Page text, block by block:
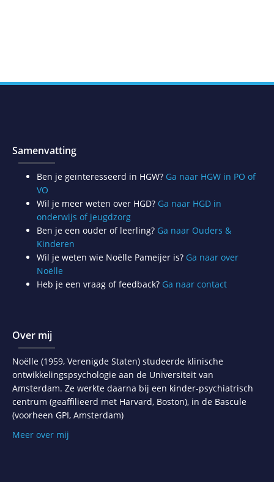
Samenvatting
Ben je geïnteresseerd in HGW? Ga naar HGW in PO of
VO
Wil je meer weten over HGD? Ga naar HGD in
onderwijs of jeugdzorg
Ben je een ouder of leerling? Ga naar Ouders &
Kinderen
Wil je weten wie Noëlle Pameijer is? Ga naar over
Noëlle
Heb je een vraag of feedback? Ga naar contact
Over mij
Noëlle (1959, Verenigde Staten) studeerde klinische
ontwikkelingspsychologie aan de Universiteit van
Amsterdam. Ze werkte daarna bij een kinder-psychiatrisch
centrum (geaffilieerd met Harvard, Boston), in de Bascule
(voorheen GPI, Amsterdam)
Meer over mij